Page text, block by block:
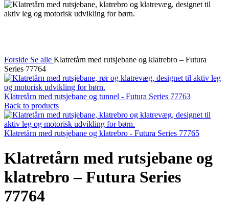
Forside Se alle Klatretårn med rutsjebane og klatrebro – Futura
Series 77764
Klatretårn med rutsjebane og tunnel - Futura Series 77763
Back to products
Klatretårn med rutsjebane og klatrebro - Futura Series 77765
Klatretårn med rutsjebane og
klatrebro – Futura Series
77764